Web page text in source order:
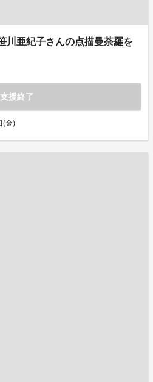
川亜紀子さんの点描曼荼羅を
支援終了
(金)